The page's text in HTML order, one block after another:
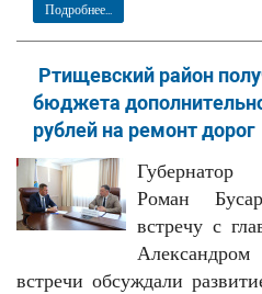
Подробнее...
Ртищевский район
бюджета
рублей на ремонт дорог
Губернатор
Роман
встречу с
встречи обсуждали